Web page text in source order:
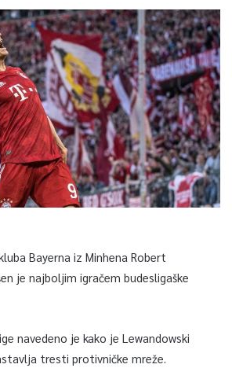
Bayerna iz Minhena Robert
je najboljim igračem budesligaške
navedeno je kako je Lewandowski
tresti protivničke mreže.